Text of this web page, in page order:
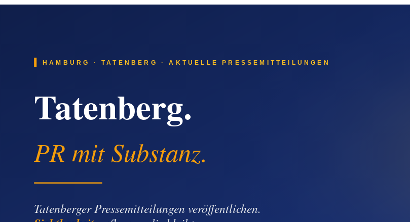
Was die Verschiebung von Google zu KI-Antworten bedeutet
Suchanfragen verlagern sich messbar in Richtung KI-Antwort-Systeme. ChatGPT, Gemini, Perplexity und
'Wer ist auf XY in Altona spezialisiert'. Diese Systeme ziehen ihre Informationen aus redaktionell
aus: Sie wird nicht nur in Google sichtbar, sondern fließt in die Antwort-Datenbasis der KI-Systeme ein.
Suchanfragen, bei denen Altona-Anbieter erscheinen sollten
"Presseartikel Altona"